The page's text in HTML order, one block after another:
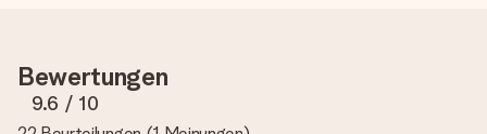
Wir möchten sicherstellen, dass du mit deinem Geschenk
rundum zufrieden bist. Deshalb ist es wichtig, qualitativ
hochwertige Fotos zu verwenden. Wenn du dir nicht sicher
Bewertungen
9.6 / 10